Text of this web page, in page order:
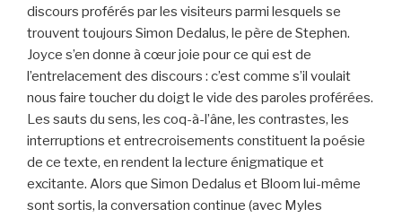
discours proférés par les visiteurs parmi lesquels se
trouvent toujours Simon Dedalus, le père de Stephen.
Joyce s’en donne à cœur joie pour ce qui est de
l’entrelacement des discours : c’est comme s’il voulait
nous faire toucher du doigt le vide des paroles proférées.
Les sauts du sens, les coq-à-l’âne, les contrastes, les
interruptions et entrecroisements constituent la poésie
de ce texte, en rendent la lecture énigmatique et
excitante. Alors que Simon Dedalus et Bloom lui-même
sont sortis, la conversation continue (avec Myles